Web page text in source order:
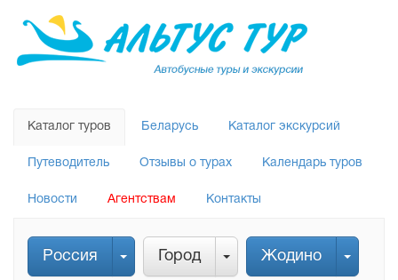
Каталог туров Беларусь Каталог экскурсий
Путеводитель Отзывы о турах Календарь туров
Новости Агентствам Контакты
Россия Город Жодино